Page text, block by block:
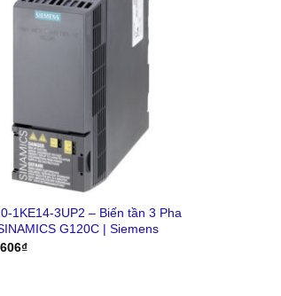
1KE14-3UP2 – Biến tần 3 Pha
G120C | Siemens
₫